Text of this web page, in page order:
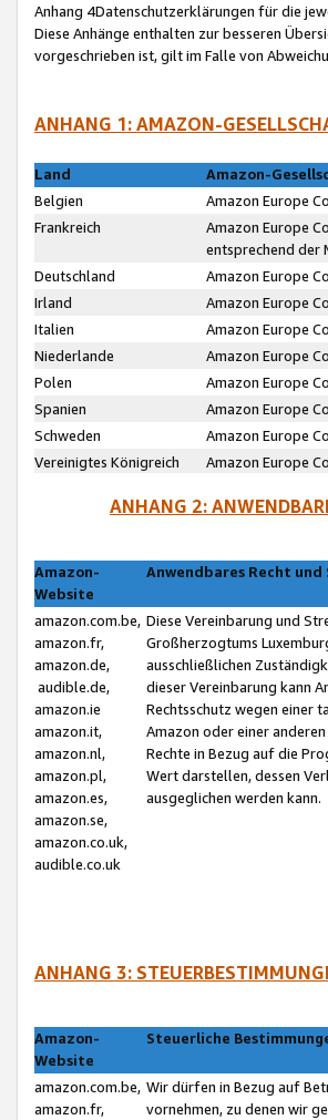
Anhang 4Datenschutzerklärungen für die
Diese Anhänge enthalten zur besseren
vorgeschrieben ist, gilt im Falle von
ANHANG 1: AMAZON-
Land
Amazon-
Belgien
Amazon Europe
Frankreich
Amazon Europe
entsprechend der
Deutschland
Amazon Europe
Irland
Amazon Europe
Italien
Amazon Europe
Niederlande
Amazon Europe
Polen
Amazon Europe
Spanien
Amazon Europe
Schweden
Amazon Europe
Vereinigtes Königreich
Amazon Europe
ANHANG 2:
Amazon-
Website
Anwendbares Recht
amazon.com.be,
amazon.fr,
amazon.de,
audible.de,
amazon.ie
amazon.it,
amazon.nl,
amazon.pl,
amazon.es,
amazon.se,
amazon.co.uk,
audible.co.uk
Diese Vereinbarung und
Großherzogtums
ausschließlichen
dieser Vereinbarung kann
Rechtsschutz wegen einer
Amazon oder einer
Rechte in Bezug auf die
Wert darstellen, dessen
ausgeglichen werden kann.
ANHANG 3:
Amazon-
Website
Steuerliche
amazon.com.be,
amazon.fr,
Wir dürfen in Bezug auf
vornehmen, zu denen wir